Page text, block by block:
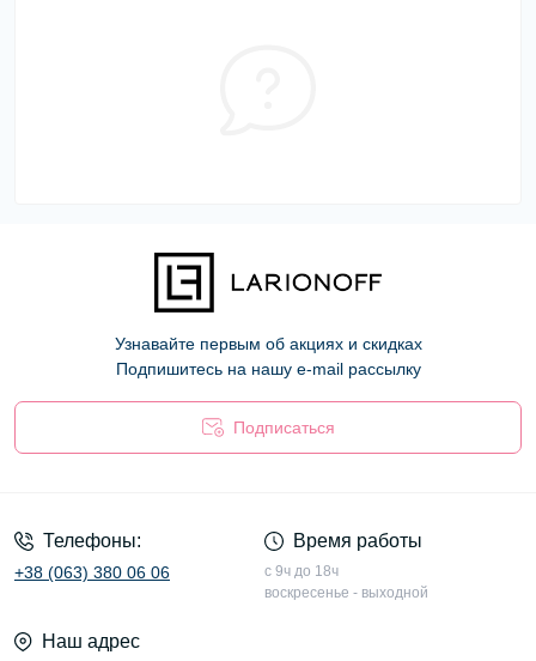
Узнавайте первым об акциях и скидках
Подпишитесь на нашу e-mail рассылку
Подписаться
Телефоны:
+38 (063) 380 06 06
Время работы
с 9ч до 18ч
воскресенье - выходной
Наш адрес